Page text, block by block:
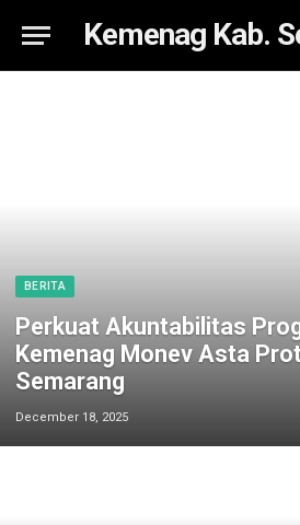
Kemenag Kab.
BERITA
Perkuat Akuntabilitas
Kemenag Monev Asta
Semarang
December 18, 2025